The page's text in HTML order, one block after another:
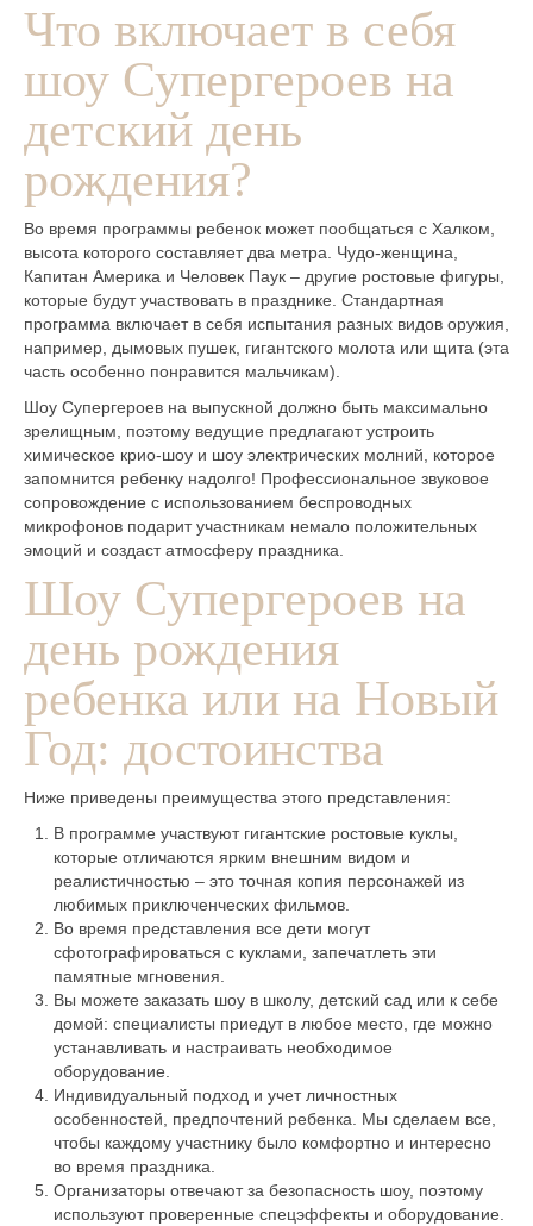
Что включает в себя
шоу Супергероев на
детский день
рождения?
Во время программы ребенок может пообщаться с Халком,
высота которого составляет два метра. Чудо-женщина,
Капитан Америка и Человек Паук – другие ростовые фигуры,
которые будут участвовать в празднике. Стандартная
программа включает в себя испытания разных видов оружия,
например, дымовых пушек, гигантского молота или щита (эта
часть особенно понравится мальчикам).
Шоу Супергероев на выпускной должно быть максимально
зрелищным, поэтому ведущие предлагают устроить
химическое крио-шоу и шоу электрических молний, которое
запомнится ребенку надолго! Профессиональное звуковое
сопровождение с использованием беспроводных
микрофонов подарит участникам немало положительных
эмоций и создаст атмосферу праздника.
Шоу Супергероев на
день рождения
ребенка или на Новый
Год: достоинства
Ниже приведены преимущества этого представления:
В программе участвуют гигантские ростовые куклы,
которые отличаются ярким внешним видом и
реалистичностью – это точная копия персонажей из
любимых приключенческих фильмов.
Во время представления все дети могут
сфотографироваться с куклами, запечатлеть эти
памятные мгновения.
Вы можете заказать шоу в школу, детский сад или к себе
домой: специалисты приедут в любое место, где можно
устанавливать и настраивать необходимое
оборудование.
Индивидуальный подход и учет личностных
особенностей, предпочтений ребенка. Мы сделаем все,
чтобы каждому участнику было комфортно и интересно
во время праздника.
Организаторы отвечают за безопасность шоу, поэтому
используют проверенные спецэффекты и оборудование.